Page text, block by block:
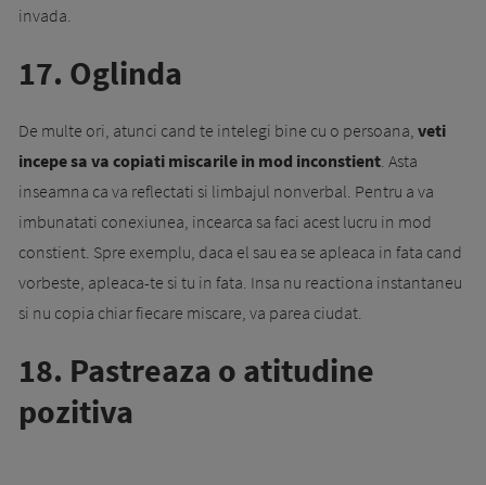
invada.
17. Oglinda
De multe ori, atunci cand te intelegi bine cu o persoana, veti
incepe sa va copiati miscarile in mod inconstient. Asta
inseamna ca va reflectati si limbajul nonverbal. Pentru a va
imbunatati conexiunea, incearca sa faci acest lucru in mod
constient. Spre exemplu, daca el sau ea se apleaca in fata cand
vorbeste, apleaca-te si tu in fata. Insa nu reactiona instantaneu
si nu copia chiar fiecare miscare, va parea ciudat.
18. Pastreaza o atitudine
pozitiva